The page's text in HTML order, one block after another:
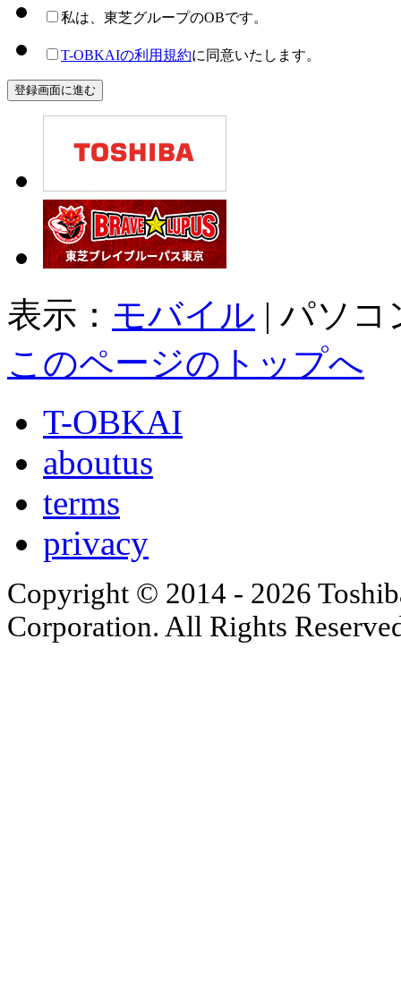
私は、東芝グループのOBです。
T-OBKAIの利用規約に同意いたします。
表示： モバイル | パソコ
このページのトップへ
T-OBKAI
aboutus
terms
privacy
Copyright © 2014 - 2026
Corporation. All Rights